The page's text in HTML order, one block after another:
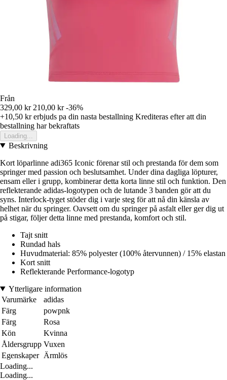
Från
329,00 kr 210,00 kr -36%
+10,50 krerbjuds pa din nasta bestallning Krediteras efter att din
bestallning har bekraftats
Loading...
Beskrivning
Kort löparlinne adi365 Iconic förenar stil och prestanda för dem som
springer med passion och beslutsamhet. Under dina dagliga löpturer,
ensam eller i grupp, kombinerar detta korta linne stil och funktion. Den
reflekterande adidas-logotypen och de lutande 3 banden gör att du
syns. Interlock-tyget stöder dig i varje steg för att nå din känsla av
helhet när du springer. Oavsett om du springer på asfalt eller ger dig ut
på stigar, följer detta linne med prestanda, komfort och stil.
Tajt snitt
Rundad hals
Huvudmaterial: 85% polyester (100% återvunnen) / 15% elastan
Kort snitt
Reflekterande Performance-logotyp
Ytterligare information
Varumärke
adidas
Färg
powpnk
Färg
Rosa
Kön
Kvinna
Åldersgrupp Vuxen
Egenskaper Ärmlös
Loading...
Loading...